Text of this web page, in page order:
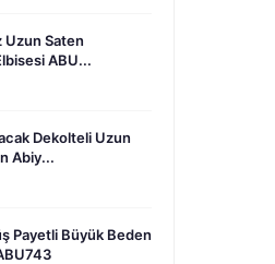
Uzun Saten
ABU...
Dekolteli Uzun
Abiy...
Payetli Büyük Beden